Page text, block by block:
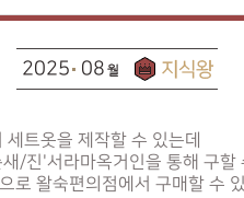
트옷을 제작할 수 있는데
/진'서라마옥거인을 통해 구할
로 왈숙편의점에서 구매할 수
2025 08